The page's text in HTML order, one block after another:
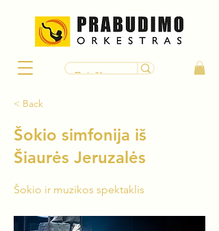
< Back
Šokio simfonija iš
Šiaurės Jeruzalės
Šokio ir muzikos spektaklis